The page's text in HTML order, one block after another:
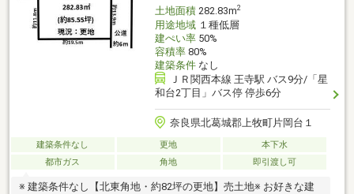
土地面積282.83m2
用途地域１種低層
建ぺい率50%
容積率80%
建築条件なし
ＪＲ関西本線 王寺駅 バス9分/「星
和台2丁目」バス停 停歩6分
奈良県北葛城郡上牧町片岡台１
建築条件なし 更地
本下水
都市ガス
角地 即引渡し可
※ 建築条件なし【北東角地・約82坪の更地】売土地※ お好きな建